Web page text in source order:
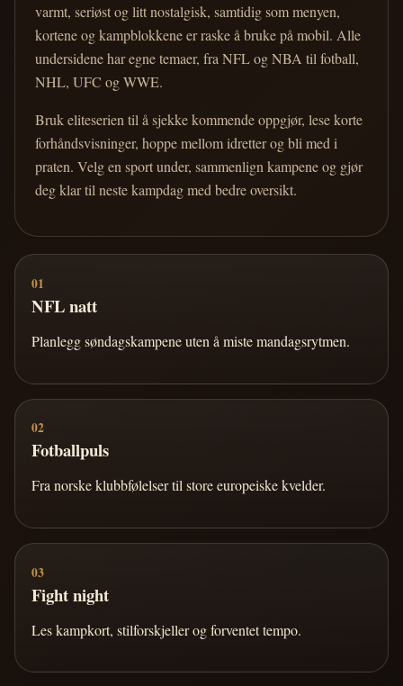
varmt, seriøst og litt nostalgisk, samtidig som menyen,
kortene og kampblokkene er raske å bruke på mobil. Alle
undersidene har egne temaer, fra NFL og NBA til fotball,
NHL, UFC og WWE.
Bruk eliteserien til å sjekke kommende oppgjør, lese korte
forhåndsvisninger, hoppe mellom idretter og bli med i
praten. Velg en sport under, sammenlign kampene og gjør
deg klar til neste kampdag med bedre oversikt.
01
NFL natt
Planlegg søndagskampene uten å miste mandagsrytmen.
02
Fotballpuls
Fra norske klubbfølelser til store europeiske kvelder.
03
Fight night
Les kampkort, stilforskjeller og forventet tempo.